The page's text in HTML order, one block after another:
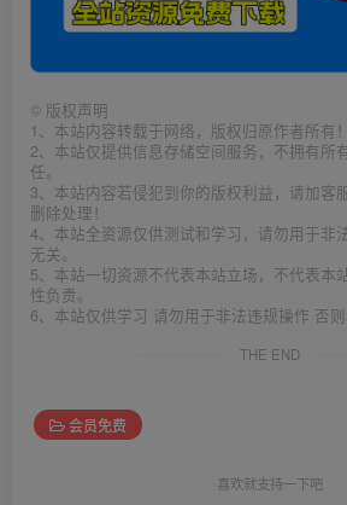
© 版权声明
1、本站内容转载于网络，版权归原作者所有！
2、本站仅提供信息存储空间服务，不拥有所
任。
3、本站内容若侵犯到你的版权利益，请加客
删除处理！
4、本站全资源仅供测试和学习，请勿用于非
无关。
5、本站一切资源不代表本站立场，不代表本
性负责。
6、本站仅供学习 请勿用于非法违规操作 否
THE END
会员免费
喜欢就支持一下吧